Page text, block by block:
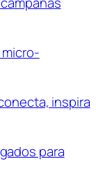
micro-
inspira
para